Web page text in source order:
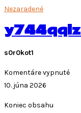
Nezaradené
s0r0kot1
Komentáre vypnuténa
10. júna 2026
Koniec obsahu